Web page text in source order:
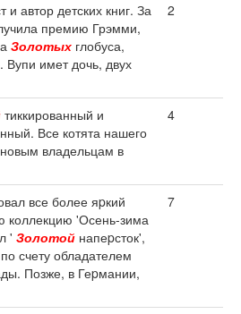
и автор детских книг. За
премию Грэмми,
Золотых глобуса,
Вупи имет дочь, двух
2
тиккированный и
Все котята нашего
владельцам в
4
все более яpкий
коллекцию 'Осень-зима
' Золотой напеpсток',
счету обладателем
Позже, в Геpмании,
7